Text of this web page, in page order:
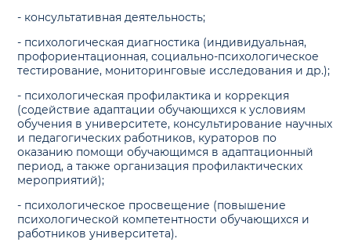
- консультативная деятельность;
- психологическая диагностика (индивидуальная,
профориентационная, социально-психологическое
тестирование, мониторинговые исследования и др.);
- психологическая профилактика и коррекция
(содействие адаптации обучающихся к условиям
обучения в университете, консультирование научных
и педагогических работников, кураторов по
оказанию помощи обучающимся в адаптационный
период, а также организация профилактических
мероприятий);
- психологическое просвещение (повышение
психологической компетентности обучающихся и
работников университета).